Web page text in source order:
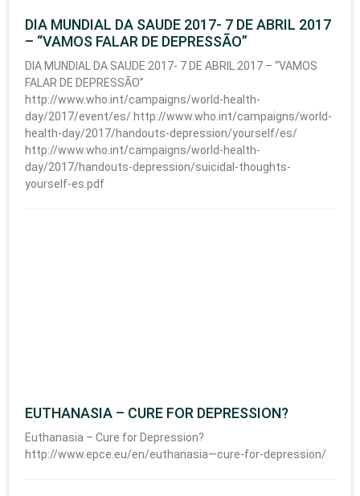
DIA MUNDIAL DA SAUDE 2017- 7 DE ABRIL 2017
– “VAMOS FALAR DE DEPRESSÃO”
DIA MUNDIAL DA SAUDE 2017- 7 DE ABRIL 2017 – “VAMOS
FALAR DE DEPRESSÃO”
http://www.who.int/campaigns/world-health-
day/2017/event/es/ http://www.who.int/campaigns/world-
health-day/2017/handouts-depression/yourself/es/
http://www.who.int/campaigns/world-health-
day/2017/handouts-depression/suicidal-thoughts-
yourself-es.pdf
EUTHANASIA – CURE FOR DEPRESSION?
Euthanasia – Cure for Depression?
http://www.epce.eu/en/euthanasia—cure-for-depression/